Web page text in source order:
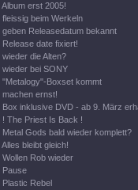
Album erst 2005!
fleissig beim Werkeln
geben Releasedatum bekannt
Release date fixiert!
wieder die Alten?
wieder bei SONY
"Metalogy"-Boxset kommt
machen ernst!
Box inklusive DVD - ab 9. März
! The Priest Is Back !
Metal Gods bald wieder komplett?
Alles bleibt gleich!
Wollen Rob wieder
Pause
Plastic Rebel